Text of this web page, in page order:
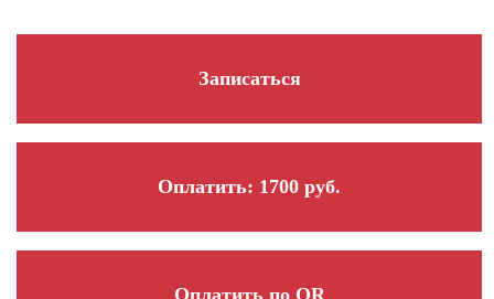
Записаться
Оплатить: 1700 руб.
Оплатить по QR